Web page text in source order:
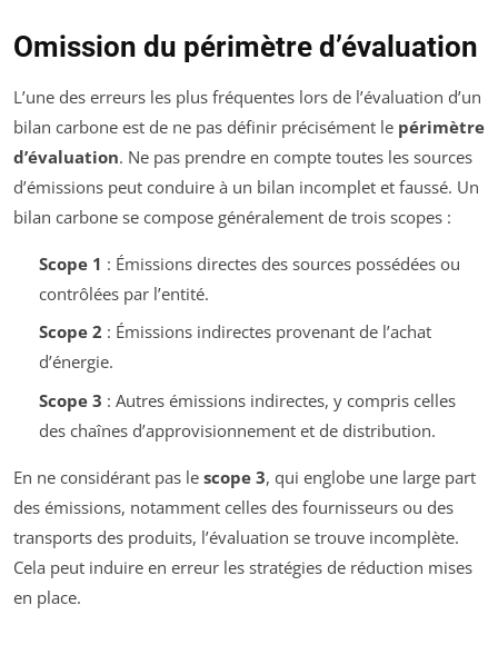
Omission du périmètre d’évaluation
L’une des erreurs les plus fréquentes lors de l’évaluation d’un
bilan carbone est de ne pas définir précisément le périmètre
d’évaluation. Ne pas prendre en compte toutes les sources
d’émissions peut conduire à un bilan incomplet et faussé. Un
bilan carbone se compose généralement de trois scopes :
Scope 1 : Émissions directes des sources possédées ou
contrôlées par l’entité.
Scope 2 : Émissions indirectes provenant de l’achat
d’énergie.
Scope 3 : Autres émissions indirectes, y compris celles
des chaînes d’approvisionnement et de distribution.
En ne considérant pas le scope 3, qui englobe une large part
des émissions, notamment celles des fournisseurs ou des
transports des produits, l’évaluation se trouve incomplète.
Cela peut induire en erreur les stratégies de réduction mises
en place.